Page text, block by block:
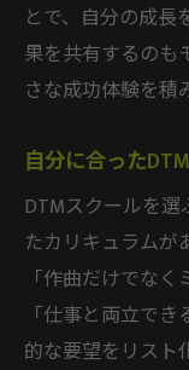
とで、自分の成長
果を共有するのも
さな成功体験を積
自分に合った
DTMスクールを
たカリキュラムが
「作曲だけでな
「仕事と両立で
的な要望をリスト